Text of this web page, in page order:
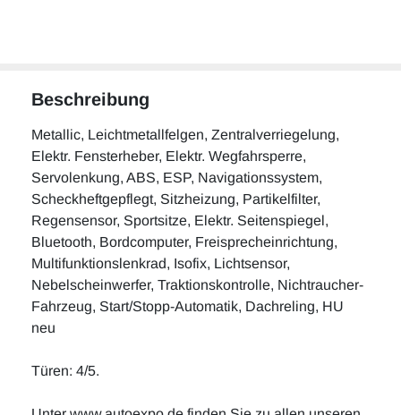
Beschreibung
Metallic, Leichtmetallfelgen, Zentralverriegelung,
Elektr. Fensterheber, Elektr. Wegfahrsperre,
Servolenkung, ABS, ESP, Navigationssystem,
Scheckheftgepflegt, Sitzheizung, Partikelfilter,
Regensensor, Sportsitze, Elektr. Seitenspiegel,
Bluetooth, Bordcomputer, Freisprecheinrichtung,
Multifunktionslenkrad, Isofix, Lichtsensor,
Nebelscheinwerfer, Traktionskontrolle, Nichtraucher-
Fahrzeug, Start/Stopp-Automatik, Dachreling, HU
neu
Türen: 4/5.